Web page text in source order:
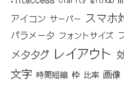
アイコン サーバー スマホ
パラメータ フォントサイズ
メタタグ レイアウト
文字 時間短縮 枠 比率 画像